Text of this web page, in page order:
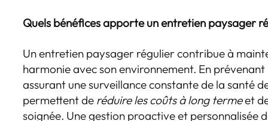
Quels bénéfices apporte un entretien paysager
Un entretien paysager régulier contribue à
harmonie avec son environnement. En
assurant une surveillance constante de la santé
permettent de réduire les coûts à long termeet
soignée. Une gestion proactive et personnalisée